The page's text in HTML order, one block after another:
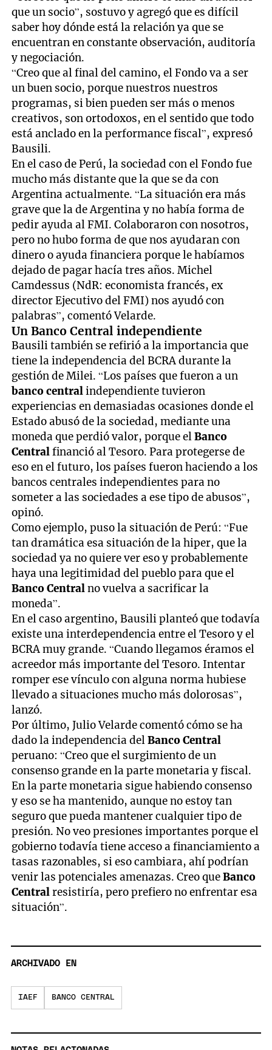
que un socio”, sostuvo y agregó que es difícil
saber hoy dónde está la relación ya que se
encuentran en constante observación, auditoría
y negociación.
“Creo que al final del camino, el Fondo va a ser
un buen socio, porque nuestros nuestros
programas, si bien pueden ser más o menos
creativos, son ortodoxos, en el sentido que todo
está anclado en la performance fiscal”, expresó
Bausili.
En el caso de Perú, la sociedad con el Fondo fue
mucho más distante que la que se da con
Argentina actualmente. “La situación era más
grave que la de Argentina y no había forma de
pedir ayuda al FMI. Colaboraron con nosotros,
pero no hubo forma de que nos ayudaran con
dinero o ayuda financiera porque le habíamos
dejado de pagar hacía tres años. Michel
Camdessus (NdR: economista francés, ex
director Ejecutivo del FMI) nos ayudó con
palabras”, comentó Velarde.
Un Banco Central independiente
Bausili también se refirió a la importancia que
tiene la independencia del BCRA durante la
gestión de Milei. “Los países que fueron a un
banco centralindependiente tuvieron
experiencias en demasiadas ocasiones donde el
Estado abusó de la sociedad, mediante una
moneda que perdió valor, porque elBanco
Centralfinanció al Tesoro. Para protegerse de
eso en el futuro, los países fueron haciendo a los
bancos centrales independientes para no
someter a las sociedades a ese tipo de abusos”,
opinó.
Como ejemplo, puso la situación de Perú: “Fue
tan dramática esa situación de la hiper, que la
sociedad ya no quiere ver eso y probablemente
haya una legitimidad del pueblo para que el
Banco Centralno vuelva a sacrificar la
moneda”.
En el caso argentino, Bausili planteó que todavía
existe una interdependencia entre el Tesoro y el
BCRA muy grande. “Cuando llegamos éramos el
acreedor más importante del Tesoro. Intentar
romper ese vínculo con alguna norma hubiese
llevado a situaciones mucho más dolorosas”,
lanzó.
Por último, Julio Velarde comentó cómo se ha
dado la independencia delBanco Central
peruano: “Creo que el surgimiento de un
consenso grande en la parte monetaria y fiscal.
En la parte monetaria sigue habiendo consenso
y eso se ha mantenido, aunque no estoy tan
seguro que pueda mantener cualquier tipo de
presión. No veo presiones importantes porque el
gobierno todavía tiene acceso a financiamiento a
tasas razonables, si eso cambiara, ahí podrían
venir las potenciales amenazas. Creo queBanco
Centralresistiría, pero prefiero no enfrentar esa
situación”.
ARCHIVADO EN
IAEF BANCO CENTRAL